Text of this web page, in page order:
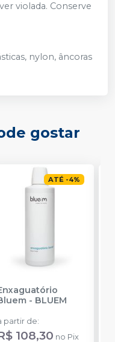
violada. Conserve
nylon, âncoras
gostar
ATÉ -4%
- BLUEM
partir de:
108,30 no Pix